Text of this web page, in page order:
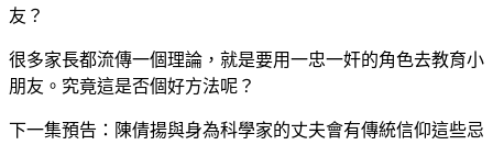
友？
很多家長都流傳一個理論，就是要用一忠一奸的角色去教育小
朋友。究竟這是否個好方法呢？
下一集預告：陳倩揚與身為科學家的丈夫會有傳統信仰這些忌